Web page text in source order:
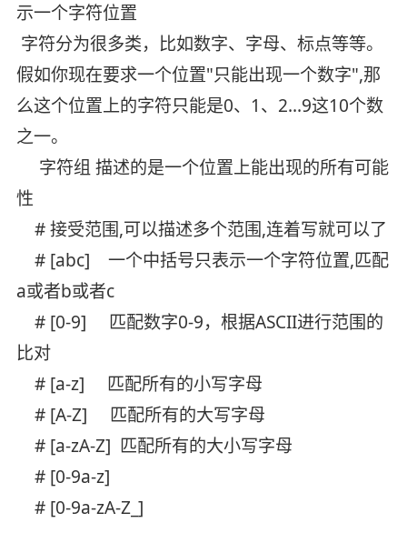
示一个字符位置
字符分为很多类，比如数字、字母、标点等等。
假如你现在要求一个位置"只能出现一个数字",那
么这个位置上的字符只能是0、1、2...9这10个数
之一。
字符组 描述的是一个位置上能出现的所有可能
性
# 接受范围,可以描述多个范围,连着写就可以了
# [abc] 一个中括号只表示一个字符位置,匹配
a或者b或者c
# [0-9] 匹配数字0-9，根据ASCII进行范围的
比对
# [a-z] 匹配所有的小写字母
# [A-Z] 匹配所有的大写字母
# [a-zA-Z] 匹配所有的大小写字母
# [0-9a-z]
# [0-9a-zA-Z_]